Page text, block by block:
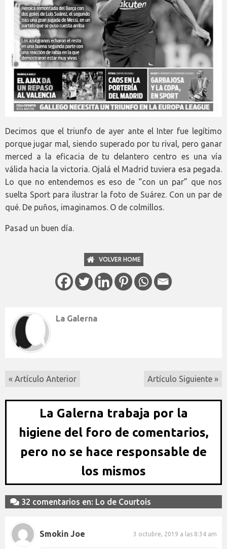
Decimos que el triunfo de ayer ante el Inter fue legítimo
porque jugar mal, siendo superado por tu rival, pero ganar
merced a la eficacia de tu delantero centro es una vía
válida hacia la victoria. Ojalá el Madrid tuviera esa pegada.
Lo que no entendemos es eso de “con un par” que nos
suelta Sport para ilustrar la foto de Suárez. Con un par de
qué. De puños, imaginamos. O de colmillos.
Pasad un buen día.
VOLVER HOME
La Galerna
« Artículo Anterior Artículo Siguiente »
La Galerna trabaja por la
higiene del foro de comentarios,
pero no se hace responsable de
los mismos
32 comentarios en: Lo de Courtois
Smokin Joe 3 octubre, 2019 a las 8:34 am